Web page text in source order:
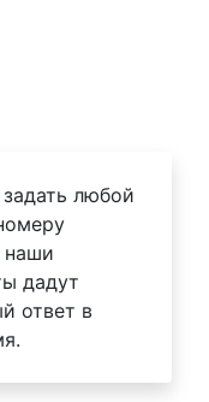
любой
наши
дадут
ответ в